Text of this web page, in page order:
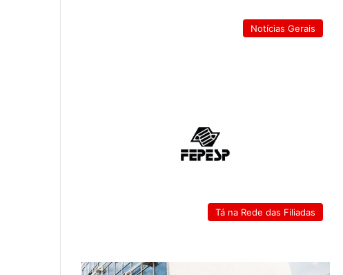
Notícias Gerais
Tá na Rede das Filiadas